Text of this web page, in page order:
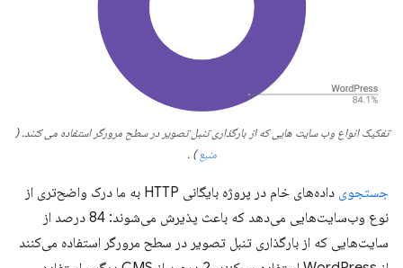
تفکیک انواع وب سایت هایی که از بارگذاری تنبل تصویر در سطح مرورگر استفاده می کنند.(
منبع)
.
جستجوی
داده‌های خام در پروژه بایگانی HTTP به ما درک واضح‌تری از
نوع وب‌سایت‌هایی می‌دهد که باعث پذیرش می‌شوند: 84 درصد از
سایت‌هایی که از بارگذاری تنبل تصویر در سطح مرورگر استفاده می‌کنند